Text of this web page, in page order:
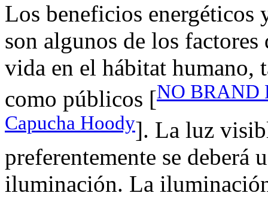
Los beneficios
son algunos de los
vida en el hábitat humano,
como públicos [NO BRAND
Capucha Hoody]. La luz
preferentemente se deberá
iluminación. La